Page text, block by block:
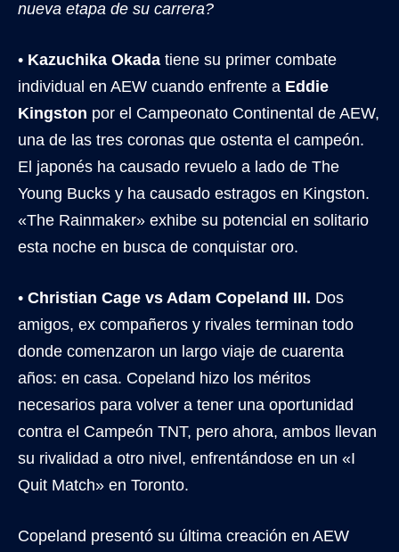
nueva etapa de su carrera?
• Kazuchika Okada tiene su primer combate
individual en AEW cuando enfrente a Eddie
Kingston por el Campeonato Continental de AEW,
una de las tres coronas que ostenta el campeón.
El japonés ha causado revuelo a lado de The
Young Bucks y ha causado estragos en Kingston.
«The Rainmaker» exhibe su potencial en solitario
esta noche en busca de conquistar oro.
• Christian Cage vs Adam Copeland III. Dos
amigos, ex compañeros y rivales terminan todo
donde comenzaron un largo viaje de cuarenta
años: en casa. Copeland hizo los méritos
necesarios para volver a tener una oportunidad
contra el Campeón TNT, pero ahora, ambos llevan
su rivalidad a otro nivel, enfrentándose en un «I
Quit Match» en Toronto.
Copeland presentó su última creación en AEW